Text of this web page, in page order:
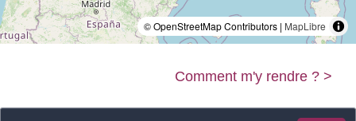
© OpenStreetMap Contributors | MapLibre
Comment m'y rendre ? >